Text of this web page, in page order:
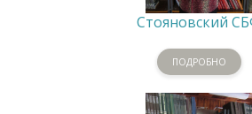
Стояновский
ПОДРОБНО